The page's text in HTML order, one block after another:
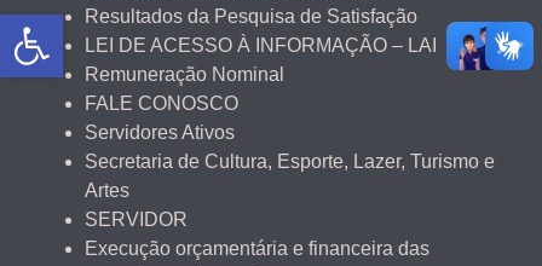
Abrir a barra de ferramentas
Resultados da Pesquisa de Satisfação
LEI DE ACESSO À INFORMAÇÃO – LAI
Remuneração Nominal
FALE CONOSCO
Servidores Ativos
Secretaria de Cultura, Esporte, Lazer, Turismo e
Artes
SERVIDOR
Execução orçamentária e financeira das